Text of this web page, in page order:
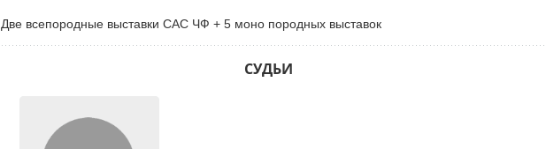
Две всепородные выставки САС ЧФ + 5 моно породных выставок
СУДЬИ